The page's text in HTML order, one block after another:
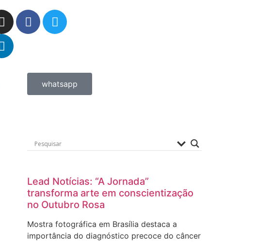
whatsapp
Lead Notícias: “A Jornada”
transforma arte em conscientização
no Outubro Rosa
Mostra fotográfica em Brasília destaca a
importância do diagnóstico precoce do câncer